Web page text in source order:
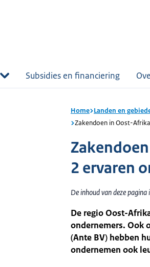
Subsidies en financiering
Home Landen en
Zakendoen in Oost-
2 ervaren
De inhoud van deze
De regio Oost-
ondernemers. Ook
(Ante BV) hebben
ondernemen ook